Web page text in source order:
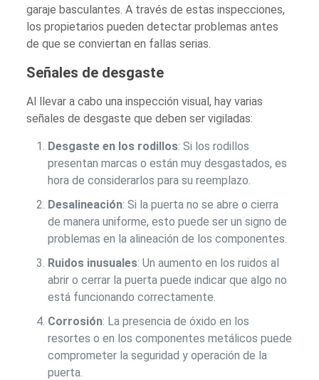
garaje basculantes. A través de estas inspecciones,
los propietarios pueden detectar problemas antes
de que se conviertan en fallas serias.
Señales de desgaste
Al llevar a cabo una inspección visual, hay varias
señales de desgaste que deben ser vigiladas:
Desgaste en los rodillos: Si los rodillos
presentan marcas o están muy desgastados, es
hora de considerarlos para su reemplazo.
Desalineación: Si la puerta no se abre o cierra
de manera uniforme, esto puede ser un signo de
problemas en la alineación de los componentes.
Ruidos inusuales: Un aumento en los ruidos al
abrir o cerrar la puerta puede indicar que algo no
está funcionando correctamente.
Corrosión: La presencia de óxido en los
resortes o en los componentes metálicos puede
comprometer la seguridad y operación de la
puerta.